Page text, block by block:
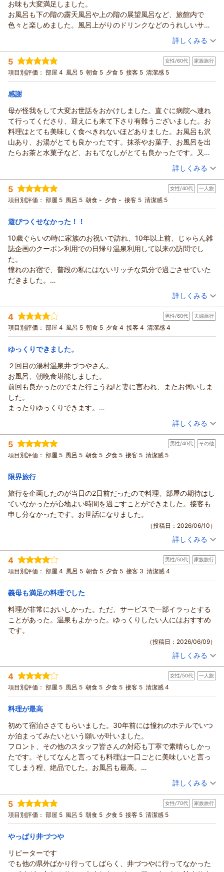
この度はこの度は当館にご宿泊いただき誠にありがとうござい
ました。
さらにはご滞在中ご満足いただけたようで大変うれしく存じま
湯村温泉の泉質も気に入って頂けなによりでした。
湯村温泉は賑やかな観光地ではなく、田舎のこじんまりとした
温泉地ですが、
のんびりお過ごしいただくにはオススメの環境です。
是非次回もまた日頃の喧騒を忘れてゆったりお過ごし頂ければ
ひかりくん様の次回のご来館をスタッフ一同心よりお待ち申し
上げます。
（返信日：2026/07/02）
お味も大変満足しました。
お風呂も下の階の露天風呂や上の階の展望風呂など、旅館内で
色々と楽しめました。風呂上がりのドリンクなどのうれしいサー
ビスもあり、また来たいねと家族内で話しています。（投稿日：2026/06/29）
宿泊時期： 2026年06月宿泊 (家族旅行)
投稿者： ミサさん
宿泊プラン： ≪期間限定のお値打ちシニアプラン≫ JR江原駅の無料送迎
あり ※要予約
和室 朝・夕
宿泊価格帯：
湯村温泉 佳泉郷 井づつやからの返信
ミサ様
この度は当館にご宿泊いただき誠にありがとうございました。
さらにはお褒めの言葉を頂戴し重ねてお礼申し上げます。
これからも『不易流行』をテーマに、旅館の良き伝統を守りつ
つ、新しい時代に合ったサービスを提供できるよう邁進する所
存でございます。
今後とも井づつやご愛顧の程よろしくお願いいたします。
（返信日：2026/07/01）
詳しくみる
5 女性/60代 家族旅行
項目別評価： 部屋 4 風呂 5 朝食 5 夕食 5 接客 5 清潔感 5
感謝
母が怪我をして大変お世話をおかけしました。直ぐに病院へ連れ
て行ってくださり、迎えにも来て下さり有難うございました。お
料理はとても美味しく食べきれないほどありました。お風呂も沢
山あり、お湯がとても良かったです。抹茶やお菓子、お風呂を出
たらお茶と水菓子など、おもてなしがとても良かったです。又、
（投稿日：2026/06/21）
宿泊時期： 2026年06月宿泊 (家族旅行)
投稿者： てまりさん
宿泊プラン： 温泉旅館で”女子会” 気の合う女子仲間集合！！
朝・夕
宿泊価格帯： 18,001～19,000円(大人一人あたり/税込)
湯村温泉 佳泉郷 井づつやからの返信
てまり様
この度は当館にご宿泊いただき誠にありがとうございました。
さらにはお褒めの言葉を頂戴し重ねてお礼申し上げます。
湯村温泉は、こじんまりとした田舎の温泉地で、ゆったりのん
これからも湯村温泉と井づつやご愛顧のほどよろしくお願いい
たします。
（返信日：2026/07/01）
詳しくみる
5 女性/40代 一人旅
項目別評価： 部屋 5 風呂 5 朝食 - 夕食 - 接客 5 清潔感 5
遊びつくせなかった！！
10歳ぐらいの時に家族のお祝いで訪れ、10年以上前、じゃらん雑
誌企画のクーポン利用での日帰り温泉利用して以来の訪問でし
た。
憧れのお宿で、普段の私にはないリッチな気分で過ごさせていた
だきました。
大浴場、湯上りサービス、マッサージ、春来茶屋、荒湯と遊び倒
しましたが、じろんぼでゆっくりしたり、カラオケもしたかっ
た！館内はお庭や、絵画など美術館のようで、私には時間が足り
ませんでした。
次は朝夕食付きで2泊できたらいいなぁ、と思います。
いることも私には感じられました。ステキな時間をありがとうご
ざいました。
（投稿日：2026/06/14）
宿泊時期： 2026年06月宿泊 (一人旅)
投稿者： ちるさん(女性/40代)
宿泊プラン： 【平日限定】出張や一人旅＆遅めの到着におすすめ♪ ≪ビジ
ネスプラン：素泊まり（食事なし）≫
シングル 食事なし
宿泊価格帯： 9,001～10,000円(大人一人あたり/税込)
湯村温泉 佳泉郷 井づつやからの返信
ちる様
この度は当館にご宿泊いただき誠にありがとうございました。
さらには、ご滞在中ご満足いただけたようで大変うれしく存じ
ます。
これからも、より快適にお過ごしいただける旅館づくりに邁進
する所存でございます。
是非また湯村温泉にお越しの際には当館をご指名くださいま
せ。
ちる様の次回のご来館をスタッフ一同心よりお待ち申し上げま
す。
詳しくみる
4 男性/60代 夫婦旅行
項目別評価： 部屋 4 風呂 5 朝食 5 夕食 4 接客 4 清潔感 4
ゆっくりできました。
２回目の湯村温泉井づつやさん。
お風呂、朝晩食堪能しました。
前回も良かったのでまた行こうね!と妻に言われ、またお伺いしま
した。
まったりゆっくりできます。
（投稿日：2026/06/10）
宿泊時期： 2026年06月宿泊 (夫婦旅行)
投稿者： しずぼーさん
宿泊プラン： ≪期間限定のお値打ちシニアプラン≫ JR江原駅の無料送迎
あり ※要予約
和室 朝・夕
宿泊価格帯：
湯村温泉 佳泉郷 井づつやからの返信
しずぼー様
この度は当館にご宿泊いただき誠にありがとうございました。
さらには、源泉温泉露天風呂付き客室と共にリピートのご期待
これからもお客様の声を大切にし、さらにご満足いただける旅
館づくりに邁進する所存でございます。
貴重なご感想ありがとうございました。
（返信日：2026/07/01）
詳しくみる
5 男性/40代 その他
項目別評価： 部屋 5 風呂 5 朝食 5 夕食 5 接客 5 清潔感 5
限界旅行
旅行を企画したのが当日の2日前だったので料理、部屋の期待はし
ていなかったが心地よい時間を過ごすことができました。接客も
申し分なかったです。お世話になりました。
（投稿日：2026/06/10）
投稿者： たかぴさん(男性/40代)
宿泊プラン： 館内居酒屋でご夕食『春来御膳』プラン♪ 遅めの到着におす
すめ＆1名様～ＯＫ！
和室 朝・夕
宿泊価格帯： 18,001～19,000円(大人一人あたり/税込)
たかぴ様
この度は当館にご宿泊いただき誠にありがとうございました。
さらには、お褒めの言葉を頂戴し重ねてお礼申し上げます。
次回もまたALL５点の評価を頂戴できるよう日々邁進する所存
たかぴ様の次回のご来館をスタッフ一同心よりお待ち申し上げ
ます。
（返信日：2026/07/01）
詳しくみる
4 男性/50代 家族旅行
項目別評価： 部屋 4 風呂 5 朝食 5 夕食 5 接客 3 清潔感 4
義母も満足の料理でした
料理が非常においしかった。ただ、サービスで一部イラっとする
ことがあった。温泉もよかった。ゆっくりしたい人にはおすすめ
です。
（投稿日：2026/06/09）
投稿者： なおさん(男性/50代)
宿泊プラン： 迷ったらこれで決まり！リピート率ＮＯ1♪ 常連のお客様御用
達の『プレミアム会席プラン』
和室 朝・夕
宿泊価格帯： 28,001～29,000円(大人一人あたり/税込)
なお様
この度は当館にご宿泊いただき誠にありがとうございました。
さらにはお褒めの言葉を頂戴し重ねてお礼申し上げます。
しかしながら一方でサービスで不手際があったようで深くお詫
び申し上げます。
今後もさらに努力を重ねてサービスの向上に努める所存でござ
います。
なお様の次回のご来館をスタッフ一同心よりお待ち申し上げま
す。
（返信日：2026/07/01）
詳しくみる
4 女性/50代 一人旅
項目別評価： 部屋 5 風呂 5 朝食 5 夕食 5 接客 5 清潔感 4
料理が最高
初めて宿泊ささてもらいました。30年前には憧れのホテルでいつ
か泊まってみたいという願いが叶いました。
フロント、その他のスタッフ皆さんの対応も丁寧で素晴らしかっ
たです。そしてなんと言っても料理は一口ごとに美味しいと言っ
てしまう程、絶品でした。お風呂も最高。
また必ず宿泊したいと思います。幸せな一泊二日でした。
（投稿日：2026/06/08）
宿泊時期： 2026年06月宿泊 (一人旅)
投稿者： だんちゃんさん
宿泊プラン： ゆったり大人のひとり旅プラン♪ ひとり旅満喫【無料特典①
～③】付
和室 朝・夕
宿泊価格帯： 30,001円以上(大人一人あたり/税込)
湯村温泉 佳泉郷 井づつやからの返信
だんちゃん様
詳しくみる
5 女性/70代 家族旅行
項目別評価： 部屋 5 風呂 5 朝食 5 夕食 5 接客 5 清潔感 5
やっぱり井づつや
リピーターです
でも他の県外ばかり行ってしばらく、井づつやに行ってなかった